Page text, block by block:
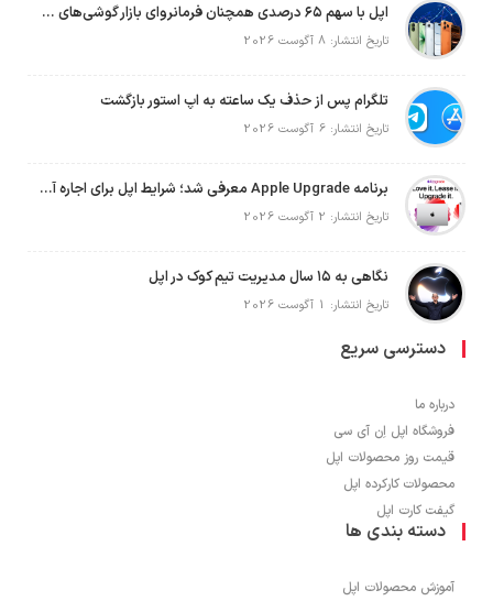
اپل با سهم ۶۵ درصدی همچنان فرمانروای بازار گوشی‌های پریمیوم جهان است
تاریخ انتشار: 8 آگوست 2026
تلگرام پس از حذف یک ساعته به اپ استور بازگشت
تاریخ انتشار: 6 آگوست 2026
برنامه Apple Upgrade معرفی شد؛ شرایط اپل برای اجاره آیفون، آیپد، مک و اپل واچ
تاریخ انتشار: 2 آگوست 2026
نگاهی به ۱۵ سال مدیریت تیم کوک در اپل
تاریخ انتشار: 1 آگوست 2026
دسترسی سریع
درباره ما
فروشگاه اپل اِن آی سی
قیمت روز محصولات اپل
محصولات کارکرده اپل
گیفت کارت اپل
دسته بندی ها
آموزش محصولات اپل